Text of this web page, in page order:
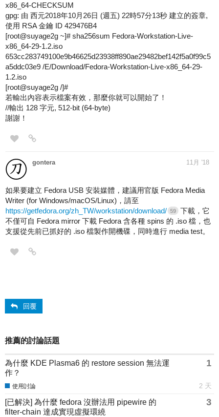
x86_64-CHECKSUM
gpg: 由 西元2018年10月26日 (週五) 22時57分13秒 建立的簽章,
使用 RSA 金鑰 ID 429476B4
[root@suyage2g ~]# sha256sum Fedora-Workstation-Live-
x86_64-29-1.2.iso
653cc283749100e9b46625d23938ff890ae29482bef142f5a0f99c5
a5ddc03e9 /E/Download/Fedora-Workstation-Live-x86_64-29-
1.2.iso
[root@suyage2g /]#
若輸出內容表示檔案有效，那麼你就可以開始了！
//輸出 128 字元, 512-bit (64-byte)
謝謝！
gontera 11月 '18
如果要建立 Fedora USB 安裝媒體，建議用官版 Fedora Media
Writer (for Windows/macOS/Linux)，請至
https://getfedora.org/zh_TW/workstation/download/ 59
下載，它
不僅可自 Fedora mirror 下載 Fedora 含各種 spins 的 .iso 檔，也
支援從先前已抓好的 .iso 檔製作開機碟，同時進行 media test。
回覆
推薦的討論話題
為什麼 KDE Plasma6 的 restore session 無法運
作？
1
2 天
使用討論
[已解決] 為什麼 fedora 沒辦法用 pipewire 的
filter-chain 達成實現虛擬環繞
3